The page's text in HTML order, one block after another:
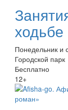
ходьбе
Понедельник и
Городской парк
Бесплатно
12+